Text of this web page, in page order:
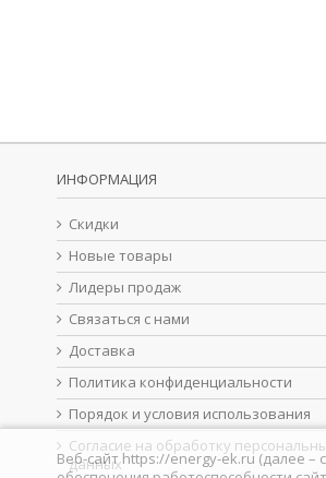
ИНФОРМАЦИЯ
Скидки
Новые товары
Лидеры продаж
Связаться с нами
Доставка
Политика конфиденциальности
Порядок и условия использования
Согласие на обработку
данных
Веб-сайт https://energy-ek.ru (далее –